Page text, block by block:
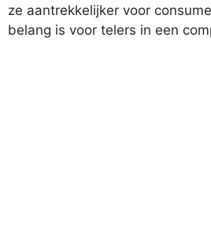
ze aantrekkelijker voor
belang is voor telers in een